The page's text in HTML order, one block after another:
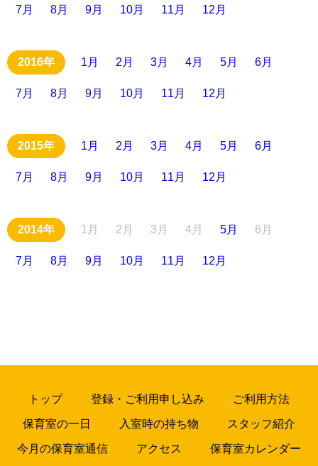
7月 8月 9月 10月 11月 12月
1月 2月 3月 4月 5月 6月
7月 8月 9月 10月 11月 12月
1月 2月 3月 4月 5月 6月
7月 8月 9月 10月 11月 12月
1月 2月 3月 4月 5月 6月
7月 8月 9月 10月 11月 12月
トップ 登録・ご利用申し込み ご利用方法
保育室の一日 入室時の持ち物 スタッフ紹介
今月の保育室通信 アクセス 保育室カレンダー